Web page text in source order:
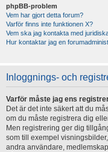
phpBB-problem
Vem har gjort detta forum?
Varför finns inte funktionen X?
Vem ska jag kontakta med
Hur kontaktar jag en
Inloggnings- och
Varför måste jag ens
Det är det inte säkert att du
om du måste registrera dig
Men registrering ger dig
som till exempel
andra användare,